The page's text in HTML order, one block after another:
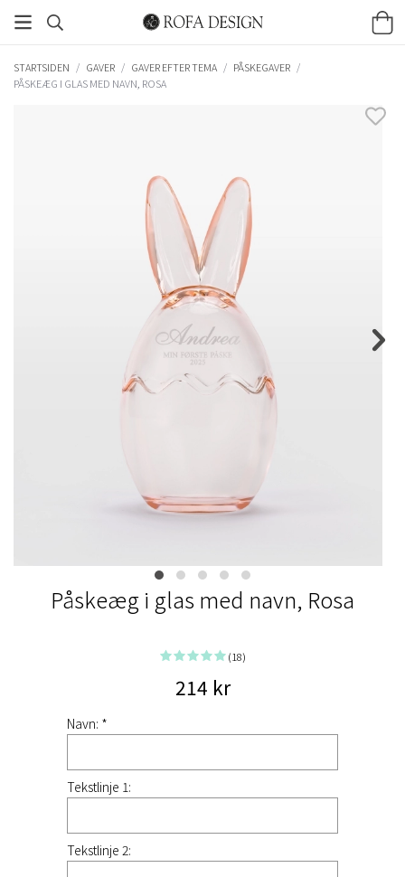
STARTSIDEN / GAVER / GAVER EFTER TEMA / PÅSKEGAVER /
PÅSKEÆG I GLAS MED NAVN, ROSA
Påskeæg i glas med navn, Rosa
(18)
214 kr
Navn: *
Tekstlinje 1:
Tekstlinje 2: